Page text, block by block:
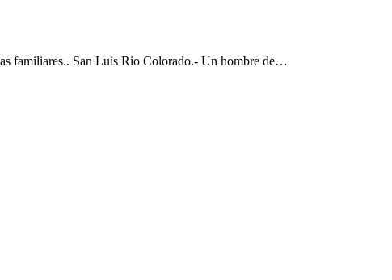
familiares.. San Luis Rio Colorado.- Un hombre de…